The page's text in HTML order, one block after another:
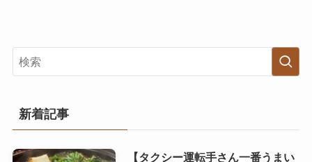
新着記事
【タクシー運転手さん一番うまい